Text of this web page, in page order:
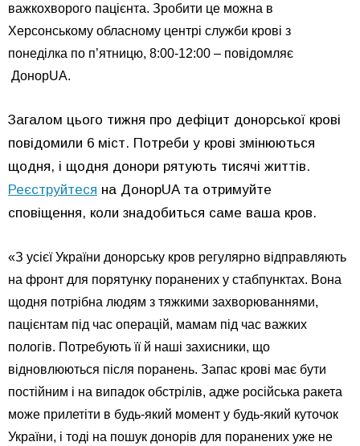
важкохворого пацієнта. Зробити це можна в
Херсонському обласному центрі служби крові з
понеділка по п’ятницю, 8:00-12:00 – повідомляє
ДонорUA.
Загалом цього тижня про дефіцит донорської крові
повідомили 6 міст. Потреби у крові змінюються
щодня, і щодня донори рятують тисячі життів.
Реєструйтеся на ДонорUA та отримуйте
сповіщення, коли знадобиться саме ваша кров.
«З усієї України донорську кров регулярно відправляють
на фронт для порятунку поранених у стабпунктах. Вона
щодня потрібна людям з тяжкими захворюваннями,
пацієнтам під час операцій, мамам під час важких
пологів. Потребують її й наші захисники, що
відновлюються після поранень. Запас крові має бути
постійним і на випадок обстрілів, адже російська ракета
може прилетіти в будь-який момент у будь-який куточок
України, і тоді на пошук донорів для поранених уже не